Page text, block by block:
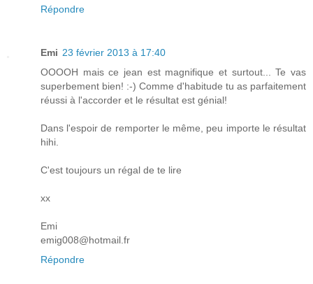
Répondre
Emi 23 février 2013 à 17:40
OOOOH mais ce jean est magnifique et surtout... Te vas
superbement bien! :-) Comme d'habitude tu as parfaitement
réussi à l'accorder et le résultat est génial!
Dans l'espoir de remporter le même, peu importe le résultat
hihi.
C'est toujours un régal de te lire
xx
Emi
emig008@hotmail.fr
Répondre